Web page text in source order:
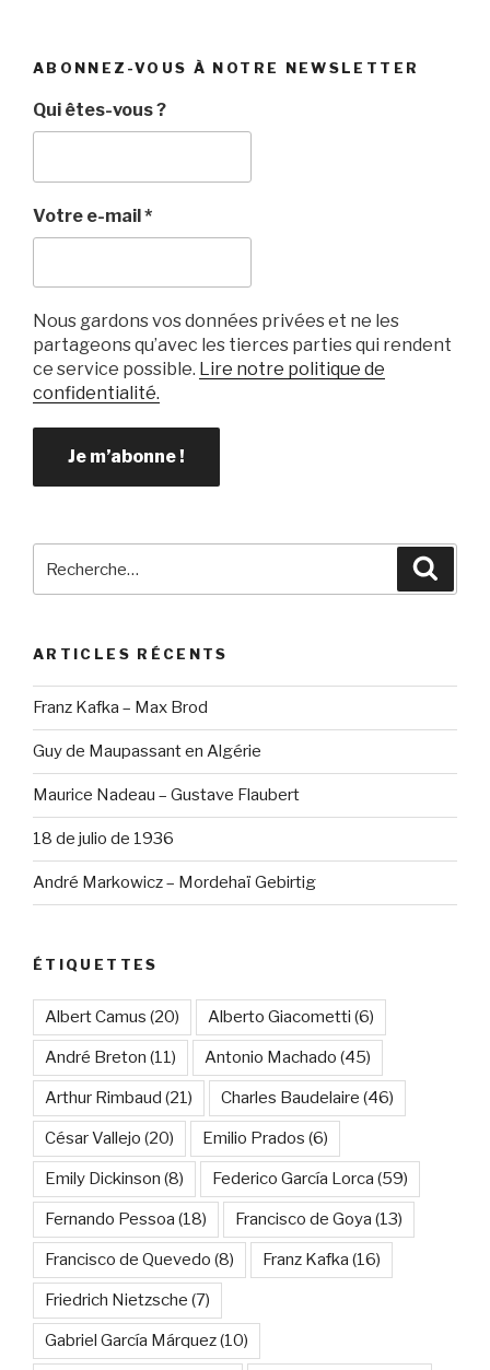
e
b
o
o
k
er
k g
ABONNEZ-VOUS À NOTRE NEWSLETTER
Qui êtes-vous ?
Votre e-mail*
Nous gardons vos données privées et ne les
partageons qu’avec les tierces parties qui rendent
ce service possible. Lire notre politique de
confidentialité.
ARTICLES RÉCENTS
Franz Kafka – Max Brod
Guy de Maupassant en Algérie
Maurice Nadeau – Gustave Flaubert
18 de julio de 1936
André Markowicz – Mordehaï Gebirtig
ÉTIQUETTES
Albert Camus (20) Alberto Giacometti (6)
André Breton (11) Antonio Machado (45)
Arthur Rimbaud (21) Charles Baudelaire (46)
César Vallejo (20) Emilio Prados (6)
Emily Dickinson (8) Federico García Lorca (59)
Fernando Pessoa (18) Francisco de Goya (13)
Francisco de Quevedo (8) Franz Kafka (16)
Friedrich Nietzsche (7)
Gabriel García Márquez(10)